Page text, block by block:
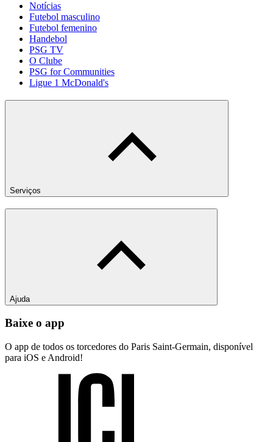
Notícias
Futebol masculino
Futebol femenino
Handebol
PSG TV
O Clube
PSG for Communities
Ligue 1 McDonald's
Serviços
Ajuda
Baixe o app
O app de todos os torcedores do Paris Saint-Germain, disponível
para iOS e Android!